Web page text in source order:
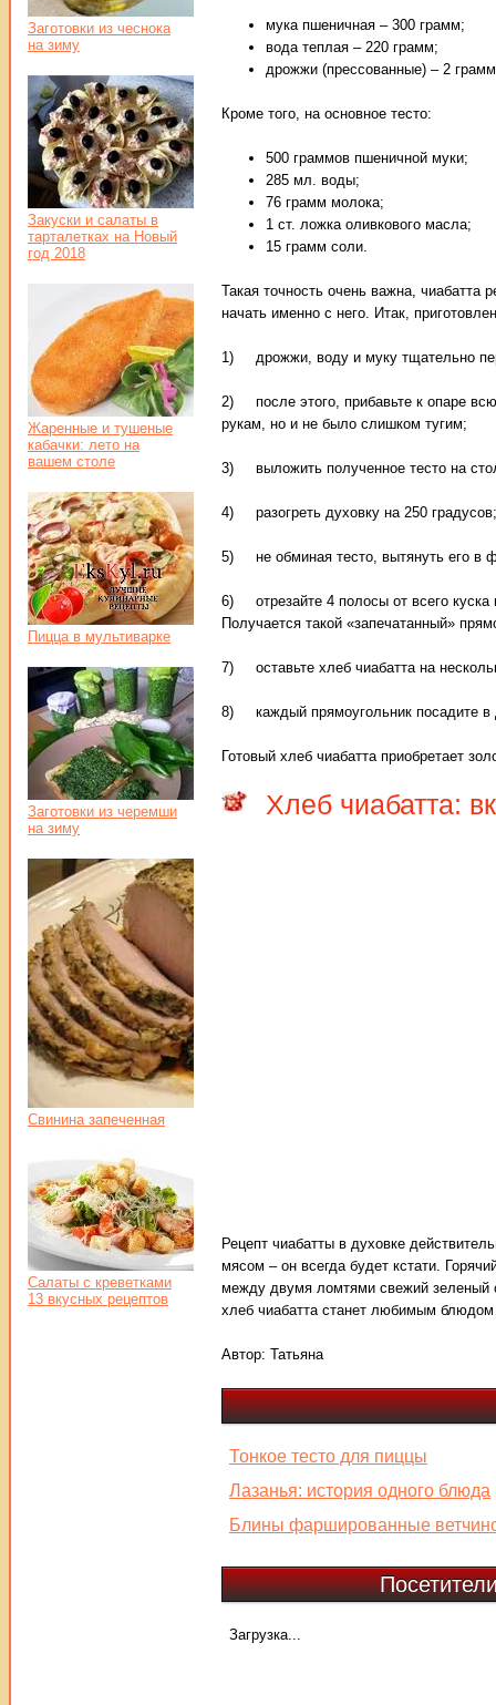
мука пшеничная – 300 грамм;
вода теплая – 220 грамм;
дрожжи (прессованные) – 2
Кроме того, на основное тесто:
500 граммов пшеничной муки;
285 мл. воды;
76 грамм молока;
1 ст. ложка оливкового масла;
15 грамм соли.
Такая точность очень важна, чиабатта
начать именно с него. Итак,
1) дрожжи, воду и муку тщательно
2) после этого, прибавьте к опаре
рукам, но и не было слишком тугим;
3) выложить полученное тесто на
4) разогреть духовку на 250 градусов;
5) не обминая тесто, вытянуть его в
6) отрезайте 4 полосы от всего куска
Получается такой «запечатанный»
7) оставьте хлеб чиабатта на
8) каждый прямоугольник посадите в
Готовый хлеб чиабатта приобретает
Хлеб чиабатта:
Рецепт чиабатты в духовке
мясом – он всегда будет кстати.
между двумя ломтями свежий зеленый
хлеб чиабатта станет любимым
Автор: Татьяна
Тонкое тесто для пиццы
Лазанья: история одного блюда
Блины фаршированные
Загрузка...
Заготовки из чеснока
на зиму
Закуски и салаты в
тарталетках на Новый
год 2018
Жаренные и тушеные
кабачки: лето на
вашем столе
Пицца в мультиварке
Заготовки из черемши
на зиму
Свинина запеченная
Салаты с креветками
13 вкусных рецептов